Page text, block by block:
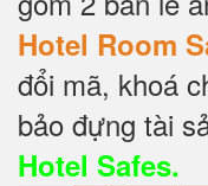
Hotel Room
đổi mã, khoá
bảo đựng tài
Hotel Safes.